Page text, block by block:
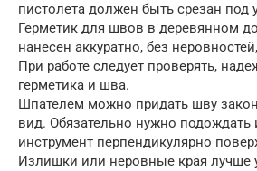
пистолета должен быть срезан под
Герметик для швов в деревянном
нанесен аккуратно, без
При работе следует проверять,
герметика и шва.
Шпателем можно придать шву
вид. Обязательно нужно подождать
инструмент перпендикулярно
Излишки или неровные края лучше